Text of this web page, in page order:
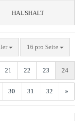
HAUSHALT
16 pro Seite
pro Seite
21 22 23 24
30 31 32 »